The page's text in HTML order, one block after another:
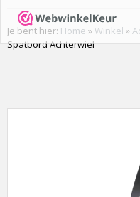
Je bent hier: Home » Winkel »
Spatbord Achterwiel